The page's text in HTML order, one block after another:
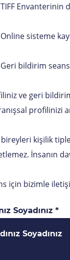
TIFF Envanterinin
Online sisteme
Geri bildirim
ve geri
profilinizi
bireyleri kişilik
İnsanın
için bizimle
Soyadınız *